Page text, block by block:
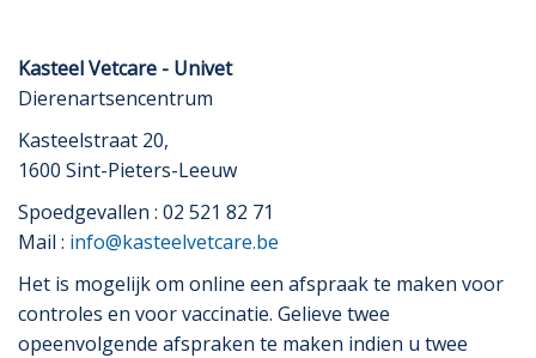
Kasteel Vetcare - Univet
Dierenartsencentrum
Kasteelstraat 20,
1600 Sint-Pieters-Leeuw
Spoedgevallen : 02 521 82 71
Mail : info@kasteelvetcare.be
Het is mogelijk om online een afspraak te maken voor
controles en voor vaccinatie. Gelieve twee
opeenvolgende afspraken te maken indien u twee